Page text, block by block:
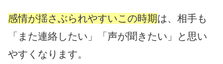
感情が揺さぶられやすいこの時期は、相手も
「また連絡したい」「声が聞きたい」と思い
やすくなります。